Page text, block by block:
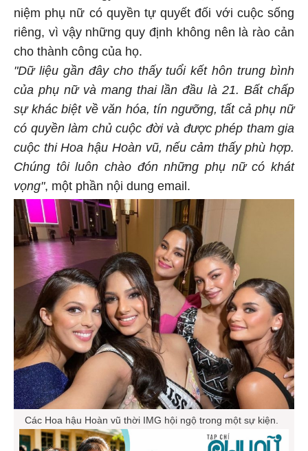
niệm phụ nữ có quyền tự quyết đối với cuộc sống
riêng, vì vậy những quy định không nên là rào cản
cho thành công của họ.
"Dữ liệu gần đây cho thấy tuổi kết hôn trung bình
của phụ nữ và mang thai lần đầu là 21. Bất chấp
sự khác biệt về văn hóa, tín ngưỡng, tất cả phụ nữ
có quyền làm chủ cuộc đời và được phép tham gia
cuộc thi Hoa hậu Hoàn vũ, nếu cảm thấy phù hợp.
Chúng tôi luôn chào đón những phụ nữ có khát
vọng", một phần nội dung email.
Các Hoa hậu Hoàn vũ thời IMG hội ngộ trong một sự kiện.